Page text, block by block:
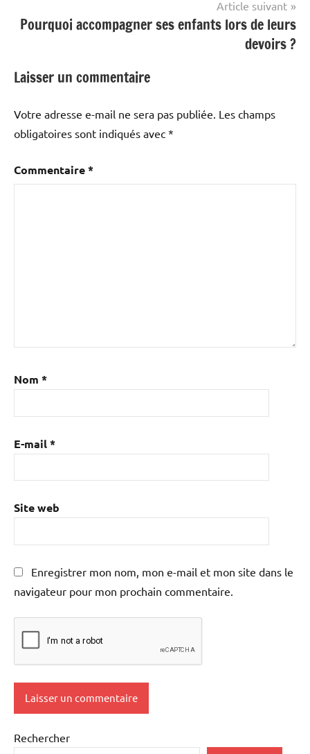
Article suivant
Pourquoi accompagner ses enfants lors de leurs
devoirs ?
Laisser un commentaire
Votre adresse e-mail ne sera pas publiée. Les champs
obligatoires sont indiqués avec *
Commentaire*
Nom *
E-mail*
Site web
Enregistrer mon nom, mon e-mail et mon site dans le
navigateur pour mon prochain commentaire.
Rechercher